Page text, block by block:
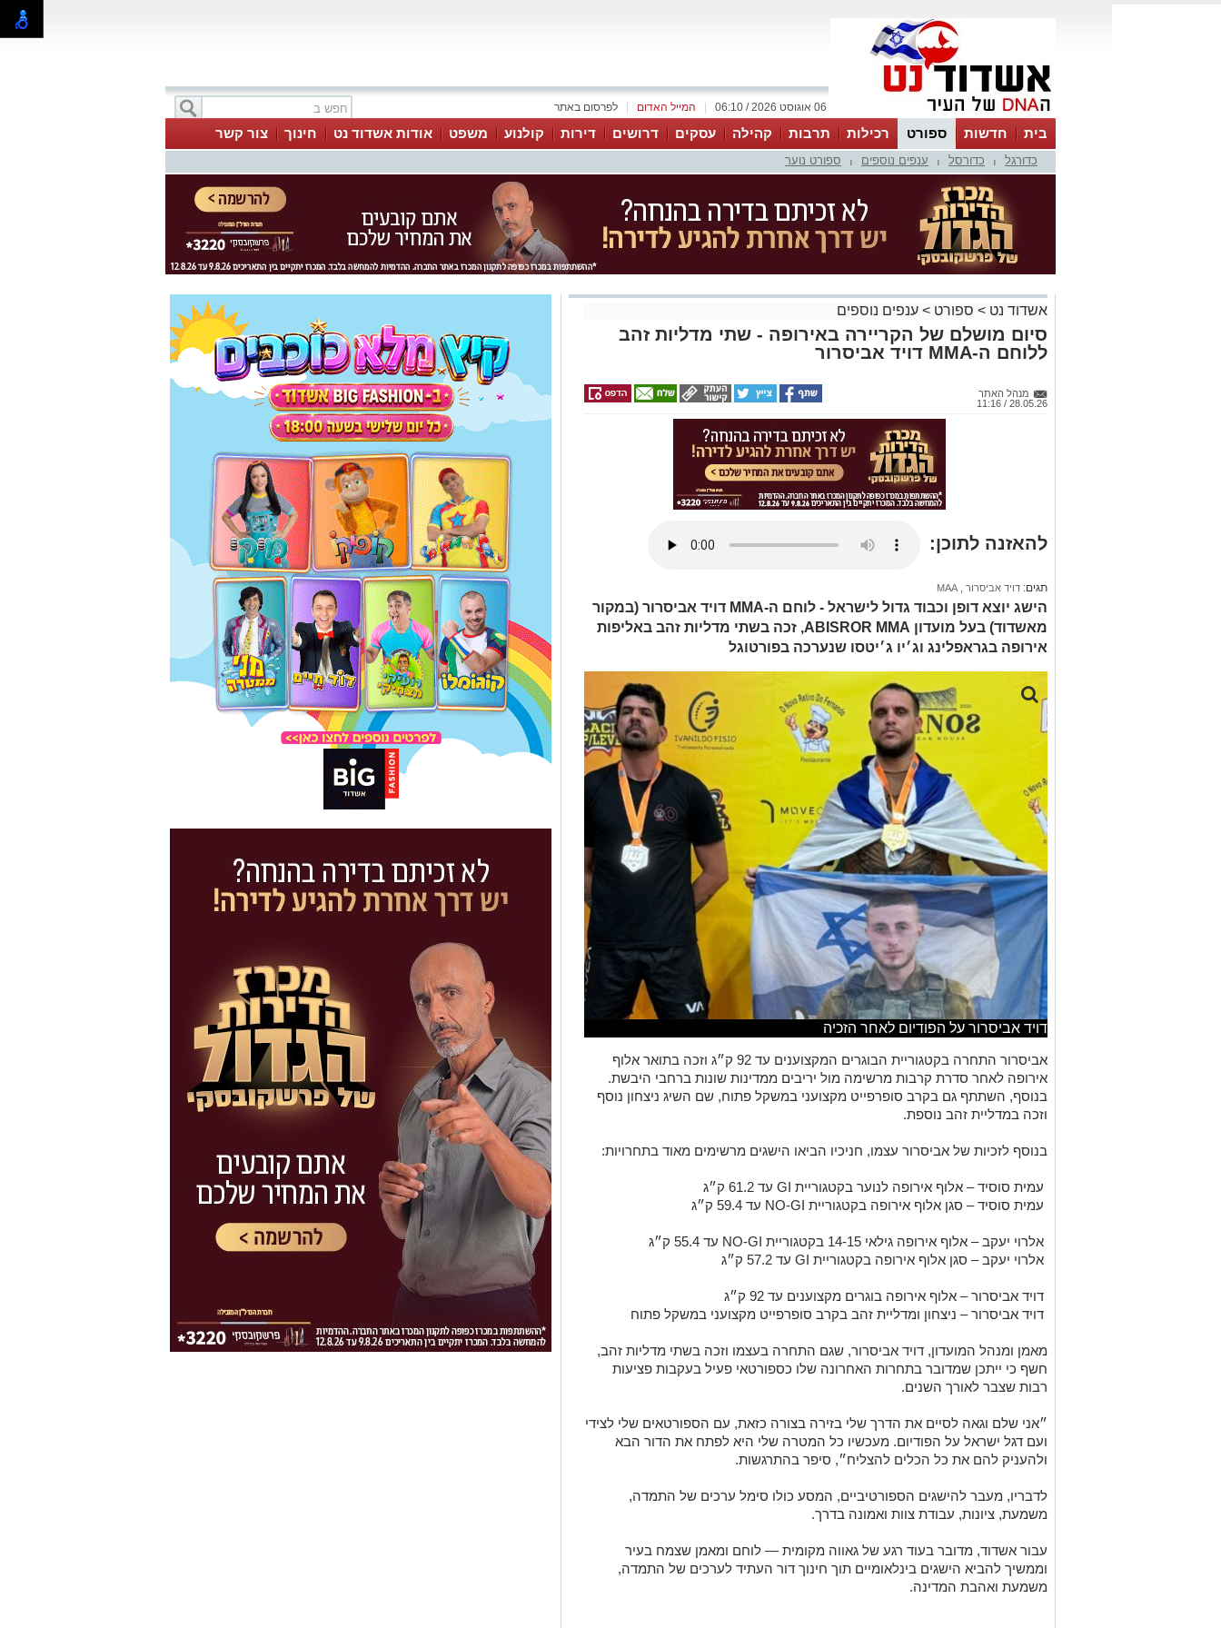
לפרסום באתר המייל האדום 06 אוגוסט 2026 / 06:10
בית חדשות ספורט רכילות תרבות קהילה עסקים דרושים דירות קולנוע משפט אודות אשדוד נט חינוך צור קשר
כדורגל כדורסל ענפים נוספים ספורט נוער
אשדוד נט > ספורט > ענפים נוספים
סיום מושלם של הקריירה באירופה - שתי מדליות זהב
ללוחם ה-MMA דויד אביסרור
מנהל האתר
28.05.26 / 11:16
להאזנה לתוכן:
תגים: דויד אביסרור MAA
הישג יוצא דופן וכבוד גדול לישראל - לוחם ה-MMA דויד אביסרור (במקור
מאשדוד) בעל מועדון ABISROR MMA, זכה בשתי מדליות זהב באליפות
אירופה בגראפלינג וג׳יו ג׳יטסו שנערכה בפורטוגל
דויד אביסרור על הפודיום לאחר הזכיה
אביסרור
התחרה בקטגוריית הבוגרים המקצוענים עד 92 ק״ג וזכה בתואר אלוף
אירופה לאחר סדרת קרבות מרשימה מול יריבים ממדינות שונות ברחבי היבשת.
בנוסף, השתתף גם בקרב סופרפייט מקצועני במשקל פתוח, שם השיג ניצחון נוסף
וזכה במדליית זהב נוספת.
בנוסף לזכיות של אביסרור עצמו, חניכיו הביאו הישגים מרשימים מאוד בתחרויות:
עמית סוסיד – אלוף אירופה לנוער בקטגוריית GI עד 61.2 ק״ג
עמית סוסיד – סגן אלוף אירופה בקטגוריית NO-GI עד 59.4 ק״ג
אלרוי יעקב – אלוף אירופה גילאי 14-15 בקטגוריית NO-GI עד 55.4 ק״ג
אלרוי יעקב – סגן אלוף אירופה בקטגוריית GI עד 57.2 ק״ג
דויד אביסרור – אלוף אירופה בוגרים מקצוענים עד 92 ק״ג
דויד אביסרור – ניצחון ומדליית זהב בקרב סופרפייט מקצועני במשקל פתוח
מאמן ומנהל המועדון, דויד אביסרור, שגם התחרה בעצמו וזכה בשתי מדליות זהב,
חשף כי ייתכן שמדובר בתחרות האחרונה שלו כספורטאי פעיל בעקבות פציעות
רבות שצבר לאורך השנים.
״אני שלם וגאה לסיים את הדרך שלי בזירה בצורה כזאת, עם הספורטאים שלי לצידי
ועם דגל ישראל על הפודיום. מעכשיו כל המטרה שלי היא לפתח את הדור הבא
ולהעניק להם את כל הכלים להצליח״, סיפר בהתרגשות.
לדבריו, מעבר להישגים הספורטיביים, המסע כולו סימל ערכים של התמדה,
משמעת, ציונות, עבודת צוות ואמונה בדרך.
עבור אשדוד, מדובר בעוד רגע של גאווה מקומית — לוחם ומאמן שצמח בעיר
וממשיך להביא הישגים בינלאומיים תוך חינוך דור העתיד לערכים של התמדה,
משמעת ואהבת המדינה.